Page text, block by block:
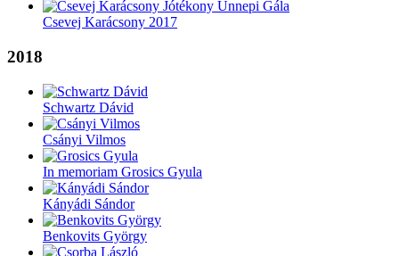
Csevej Karácsony 2017
2018
Schwartz Dávid
Csányi Vilmos
In memoriam Grosics Gyula
Kányádi Sándor
Benkovits György